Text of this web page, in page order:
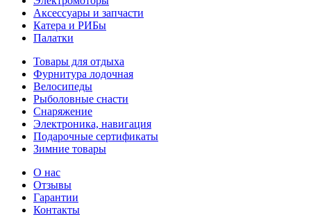
Аксессуары и запчасти
Катера и РИБы
Палатки
Товары для отдыха
Фурнитура лодочная
Велосипеды
Рыболовные снасти
Снаряжение
Электроника, навигация
Подарочные сертификаты
Зимние товары
О нас
Отзывы
Гарантии
Контакты